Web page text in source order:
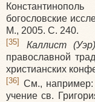
богословские
М., 2005. С. 240.
[35] Каллист (Уэр)
православной
христианских
[36] См., например:
учение св.